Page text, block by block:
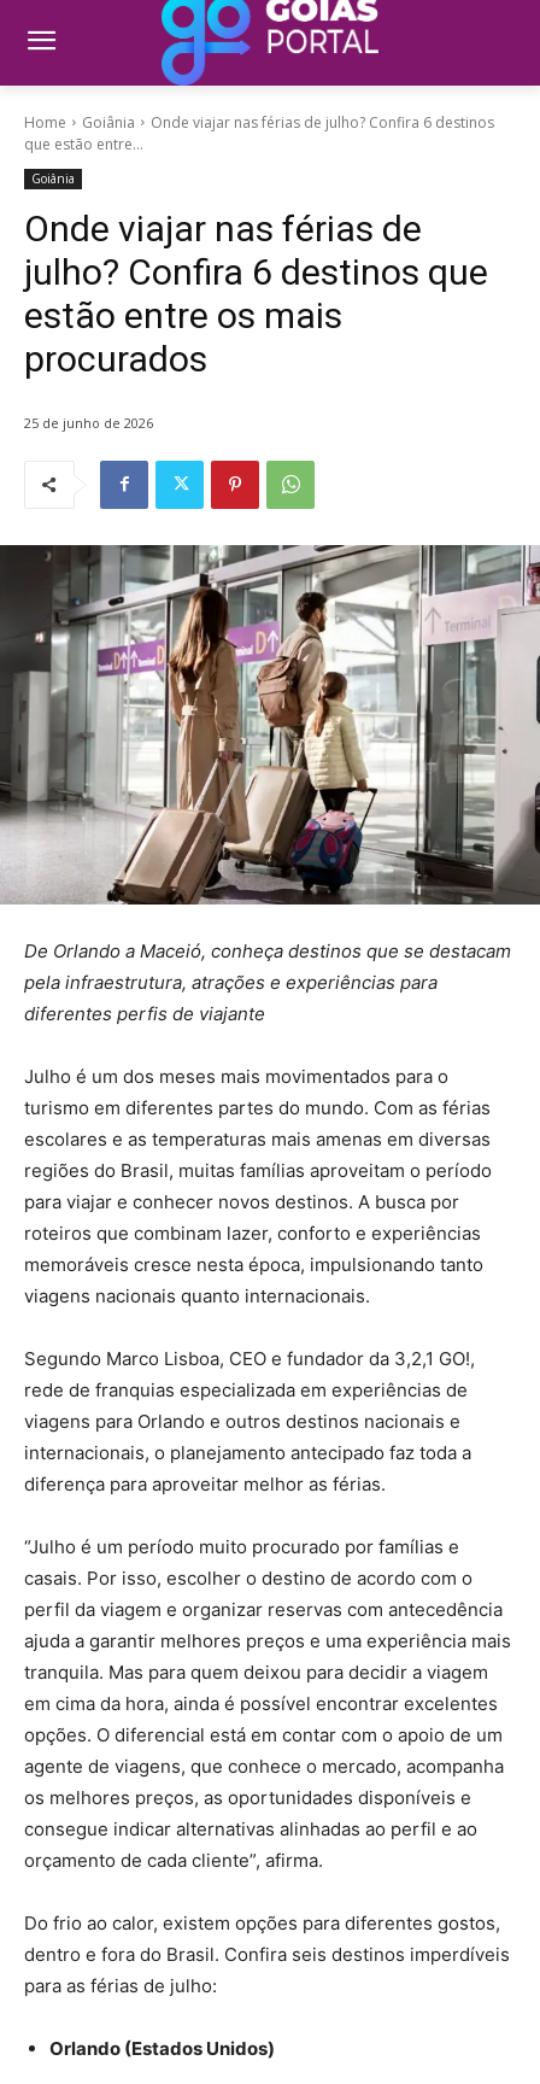
Home Goiânia
Onde viajar nas férias de julho? Confira 6 destinos
que estão entre...
Goiânia
Onde viajar nas férias de
julho? Confira 6 destinos que
estão entre os mais
procurados
25 de junho de 2026
De Orlando a Maceió, conheça destinos que se destacam
pela infraestrutura, atrações e experiências para
diferentes perfis de viajante
Julho é um dos meses mais movimentados para o
turismo em diferentes partes do mundo. Com as férias
escolares e as temperaturas mais amenas em diversas
regiões do Brasil, muitas famílias aproveitam o período
para viajar e conhecer novos destinos. A busca por
roteiros que combinam lazer, conforto e experiências
memoráveis cresce nesta época, impulsionando tanto
viagens nacionais quanto internacionais.
Segundo Marco Lisboa, CEO e fundador da 3,2,1 GO!,
rede de franquias especializada em experiências de
viagens para Orlando e outros destinos nacionais e
internacionais, o planejamento antecipado faz toda a
diferença para aproveitar melhor as férias.
“Julho é um período muito procurado por famílias e
casais. Por isso, escolher o destino de acordo com o
perfil da viagem e organizar reservas com antecedência
ajuda a garantir melhores preços e uma experiência mais
tranquila. Mas para quem deixou para decidir a viagem
em cima da hora, ainda é possível encontrar excelentes
opções. O diferencial está em contar com o apoio de um
agente de viagens, que conhece o mercado, acompanha
os melhores preços, as oportunidades disponíveis e
consegue indicar alternativas alinhadas ao perfil e ao
orçamento de cada cliente”, afirma.
Do frio ao calor, existem opções para diferentes gostos,
dentro e fora do Brasil. Confira seis destinos imperdíveis
para as férias de julho:
Orlando (Estados Unidos)